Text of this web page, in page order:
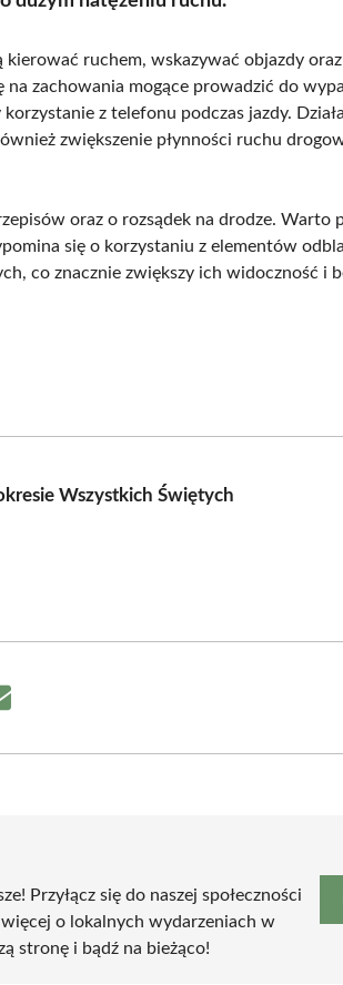
ruchem, wskazywać objazdy
zachowania mogące prowadzić do
z telefonu podczas jazdy.
zwiększenie płynności ruchu
oraz o rozsądek na drodze. Warto
się o korzystaniu z elementów
co znacznie zwiększy ich widoczność i
Wszystkich Świętych
Przyłącz się do naszej społeczności
o lokalnych wydarzeniach w
stronę i bądź na bieżąco!